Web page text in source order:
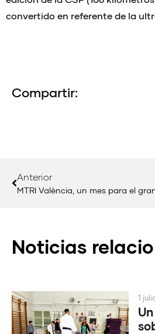
convertido en referente de la
Compartir:
Anterior
MTRI València, un mes para el
Noticias
1